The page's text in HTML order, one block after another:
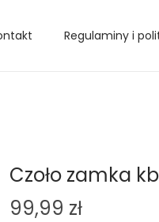
Regulaminy i
Czoło zamka
99,99 zł